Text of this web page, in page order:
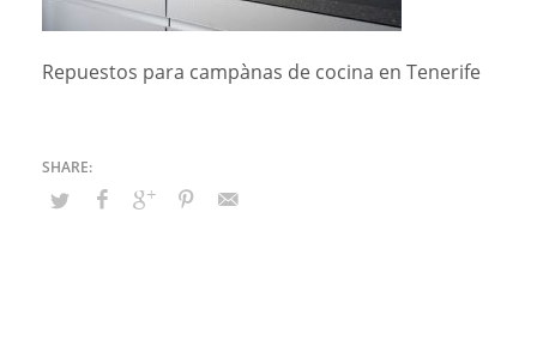
Repuestos para campànas de cocina en Tenerife